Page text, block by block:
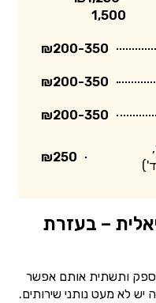
1,500
₪200-350
₪200-350
₪200-350
₪250
– בעזרת
ספק ותשתית אותם אפשר
לא מעט נותני שירותים.